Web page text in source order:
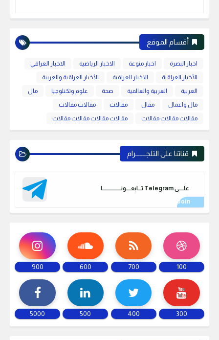
أقسام الموقع
اخبار البصرة اخبار منوعة الاخبار الرياضية
الاخبار العراقي
الأخبار العراقية
الاخبار العراقية
الأخبار العراقية والعربية
العربية
العربية والعالمية صحة علوم وتكنلوجيا
مال
مال واعمال
مقال مقالات
مقالات مقالات
مقالات مقالات مقالات
مقالات مقالات مقالات مقالات
قناتنا على التلجـــــــرام
علـــــى Telegram تـــابعـــــونـــــــــــــــــــا
100
700
600
900
300
400
500
5000